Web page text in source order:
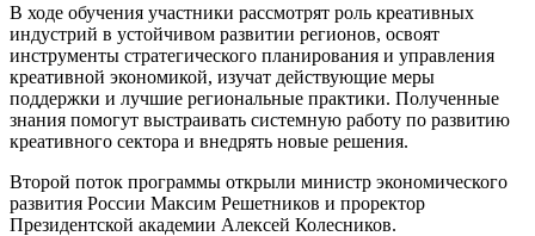
В ходе обучения участники рассмотрят роль креативных
индустрий в устойчивом развитии регионов, освоят
инструменты стратегического планирования и управления
креативной экономикой, изучат действующие меры
поддержки и лучшие региональные практики. Полученные
знания помогут выстраивать системную работу по развитию
креативного сектора и внедрять новые решения.
Второй поток программы открыли министр экономического
развития России Максим Решетников и проректор
Президентской академии Алексей Колесников.